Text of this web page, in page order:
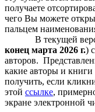
получаете
чего Вы можете
пальцем
В текущей версии
конец марта 2026 г.)
авторов.
какие авторы и
получить, если
этой ссылке,
экране электронной